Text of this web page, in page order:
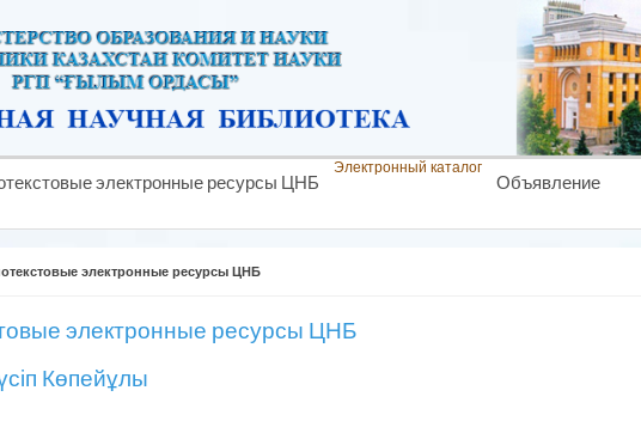
электронные ресурсы ЦНБ
Электронный каталог
Объявление
электронные ресурсы ЦНБ
электронные ресурсы ЦНБ
Көпейұлы